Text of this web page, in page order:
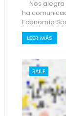
Nos alegra
ha
Economía
LEER MÁS
BAILE